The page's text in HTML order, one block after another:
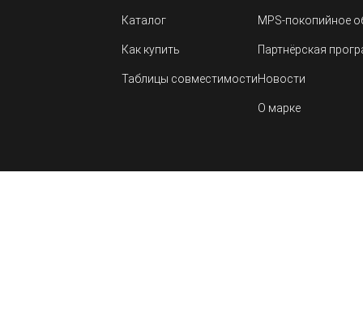
Каталог
Как купить
Таблицы совместимости
MPS-покопийное
Партнёрская
Новости
О марке